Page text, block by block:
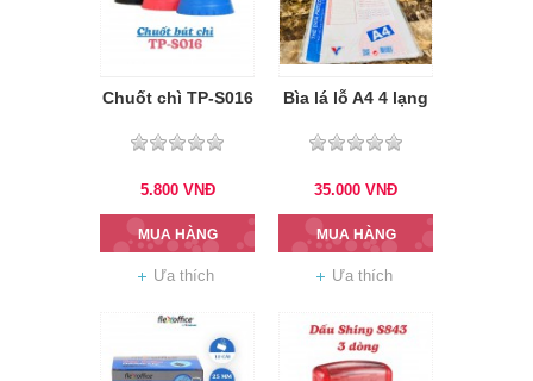
Chuốt chì TP-S016
5.800 VNĐ
MUA HÀNG
Ưa thích
Bìa lá lỗ A4 4 lạng
35.000 VNĐ
MUA HÀNG
Ưa thích